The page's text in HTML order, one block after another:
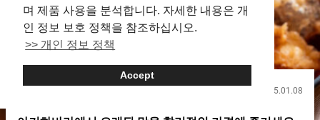
며 제품 사용을 분석합니다. 자세한 내용은 개
인 정보 보호 정책을 참조하십시오.
>> 개인 정보 정책
Accept
2025.01.08